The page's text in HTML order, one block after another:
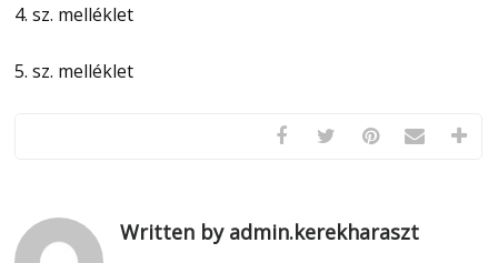
4. sz. melléklet
5. sz. melléklet
Written by admin.kerekharaszt